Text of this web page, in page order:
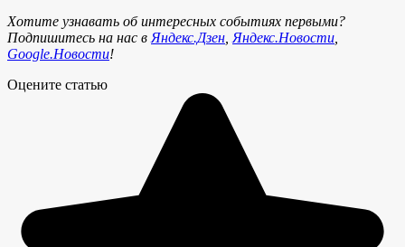
Хотите узнавать об интересных событиях первыми?
Подпишитесь на нас в Яндекс.Дзен Яндекс.Новости
Google.Новости!
Оцените статью